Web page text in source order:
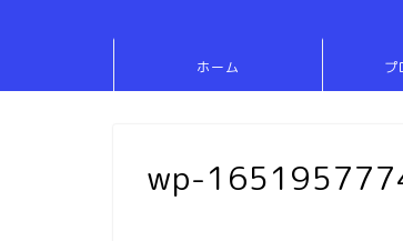
ホーム プ
wp-